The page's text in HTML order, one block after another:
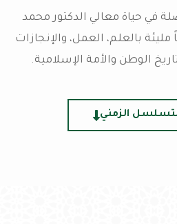
في حياة معالي الدكتور محمد
بالعلم، العمل، والإنجازات
الوطن والأمة الإسلامية.
الزمني